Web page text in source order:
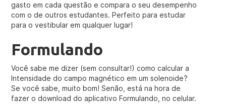
gasto em cada questão e compara o seu desempenho
com o de outros estudantes. Perfeito para estudar
para o vestibular em qualquer lugar!
Formulando
Você sabe me dizer (sem consultar!) como calcular a
Intensidade do campo magnético em um solenoide?
Se você sabe, muito bom! Senão, está na hora de
fazer o download do aplicativo Formulando, no celular.